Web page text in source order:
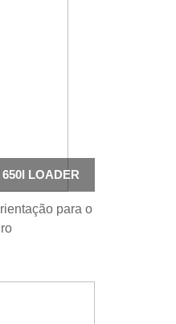
LOADER
para o